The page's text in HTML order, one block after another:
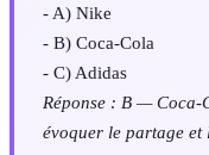
- A) Nike
- B) Coca-Cola
- C) Adidas
Réponse : B —
évoquer le partage